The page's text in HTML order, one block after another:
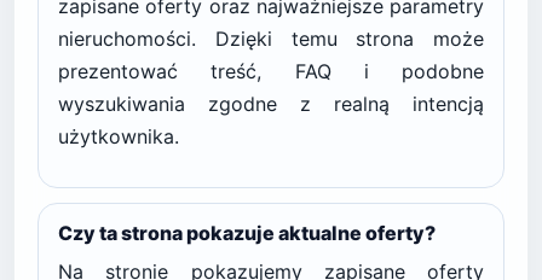
zapisane oferty oraz najważniejsze parametry
nieruchomości. Dzięki temu strona może
prezentować treść, FAQ i podobne
wyszukiwania zgodne z realną intencją
użytkownika.
Czy ta strona pokazuje aktualne oferty?
Na stronie pokazujemy zapisane oferty